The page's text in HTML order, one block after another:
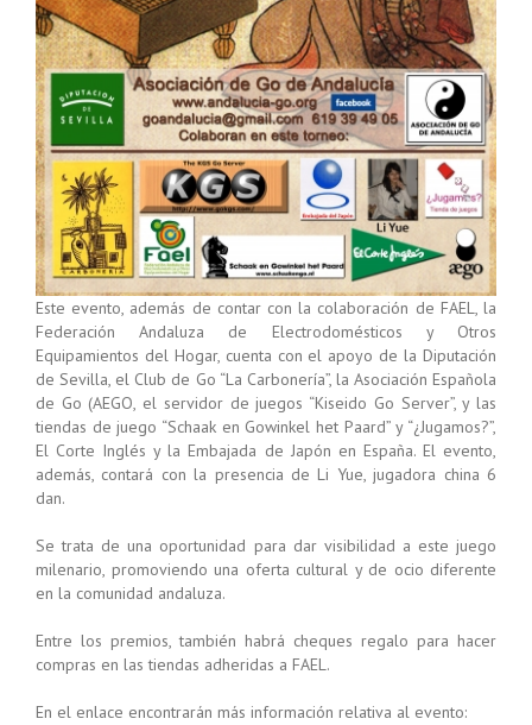
Este evento, además de contar con la colaboración de FAEL, la
Federación Andaluza de Electrodomésticos y Otros
Equipamientos del Hogar, cuenta con el apoyo de la Diputación
de Sevilla, el Club de Go “La Carbonería”, la Asociación Española
de Go (AEGO, el servidor de juegos “Kiseido Go Server”, y las
tiendas de juego “Schaak en Gowinkel het Paard” y “¿Jugamos?”,
El Corte Inglés y la Embajada de Japón en España. El evento,
además, contará con la presencia de Li Yue, jugadora china 6
dan.
Se trata de una oportunidad para dar visibilidad a este juego
milenario, promoviendo una oferta cultural y de ocio diferente
en la comunidad andaluza.
Entre los premios, también habrá cheques regalo para hacer
compras en las tiendas adheridas a FAEL.
En el enlace encontrarán más información relativa al evento: